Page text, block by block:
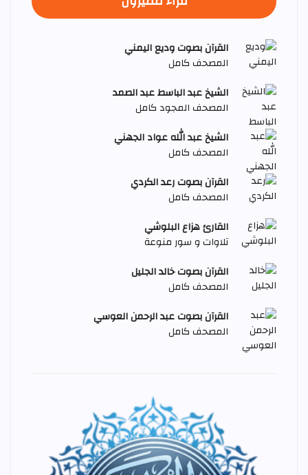
القرآن بصوت وديع اليمني
المصحف كامل
الشيخ عبد الباسط عبد الصمد
المصحف المجود كامل
الشيخ عبد الله عواد الجهني
المصحف كامل
القرآن بصوت رعد الكردي
المصحف كامل
القارئ هزاع البلوشي
تلاوات و سور منوعة
القرآن بصوت خالد الجليل
المصحف كامل
القرآن بصوت عبد الرحمن العوسي
المصحف كامل